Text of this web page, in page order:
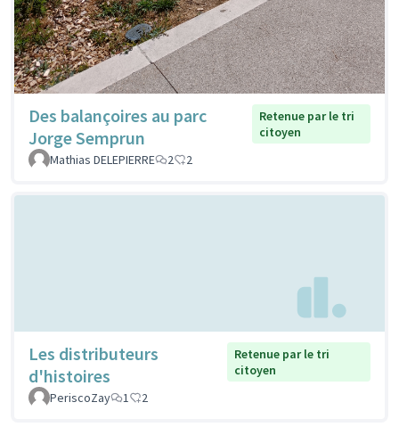
Des balançoires au parc
Jorge Semprun
Retenue par le tri
citoyen
Mathias DELEPIERRE
2 2
Les distributeurs
d'histoires
Retenue par le tri
citoyen
PeriscoZay
1 2